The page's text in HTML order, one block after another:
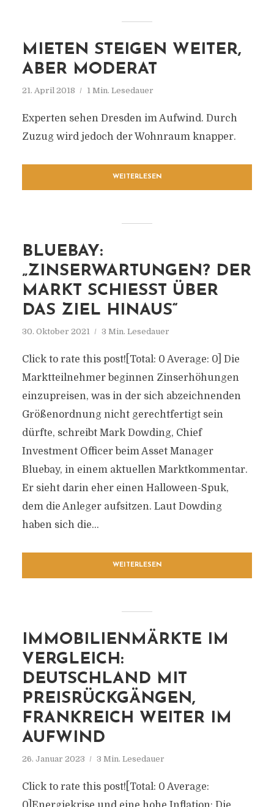
MIETEN STEIGEN WEITER,
ABER MODERAT
21. April 2018 1 Min. Lesedauer
Experten sehen Dresden im Aufwind. Durch
Zuzug wird jedoch der Wohnraum knapper.
WEITERLESEN
BLUEBAY:
„ZINSERWARTUNGEN? DER
MARKT SCHIESST ÜBER D
AS ZIEL HINAUS“
30. Oktober 2021 3 Min. Lesedauer
Click to rate this post![Total: 0 Average: 0] Die
Marktteilnehmer beginnen Zinserhöhungen
einzupreisen, was in der sich abzeichnenden
Größenordnung nicht gerechtfertigt sein
dürfte, schreibt Mark Dowding, Chief
Investment Officer beim Asset Manager
Bluebay, in einem aktuellen Marktkommentar.
Er sieht darin eher einen Halloween-Spuk,
dem die Anleger aufsitzen. Laut Dowding
haben sich die...
WEITERLESEN
IMMOBILIENMÄRKTE IM
VERGLEICH:
DEUTSCHLAND MIT
PREISRÜCKGÄNGEN,
FRANKREICH WEITER IM
AUFWIND
26. Januar 2023 3 Min. Lesedauer
Click to rate this post![Total: 0 Average: